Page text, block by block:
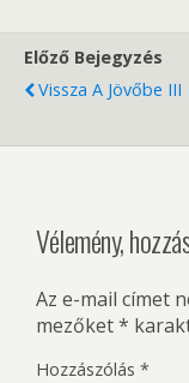
Előző Bejegyzés
Vissza A Jövőbe III
Vélemény,
Az e-mail címet
mezőket*
Hozzászólás *